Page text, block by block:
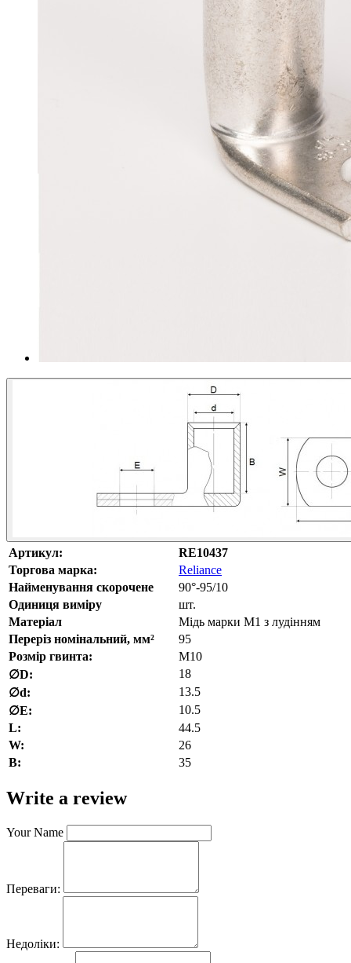
Артикул:
RE10437
Торгова марка:
Reliance
Найменування скорочене
90°-95/10
Одиниця виміру
шт.
Матеріал
Мідь марки М1 з лудінням
Переріз номінальний, мм²
95
Розмір гвинта:
М10
∅D:
18
∅d:
13.5
∅E:
10.5
L:
44.5
W:
26
В:
35
Write a review
Your Name
Переваги:
Недоліки: